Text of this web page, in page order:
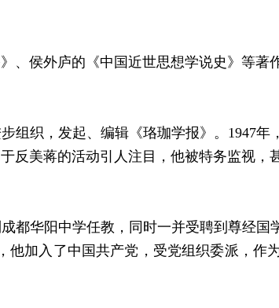
、侯外庐的《中国近世思想学说史》等著
组织，发起、编辑《珞珈学报》。1947年
反美蒋的活动引人注目，他被特务监视，
都华阳中学任教，同时一并受聘到尊经国
他加入了中国共产党，受党组织委派，作